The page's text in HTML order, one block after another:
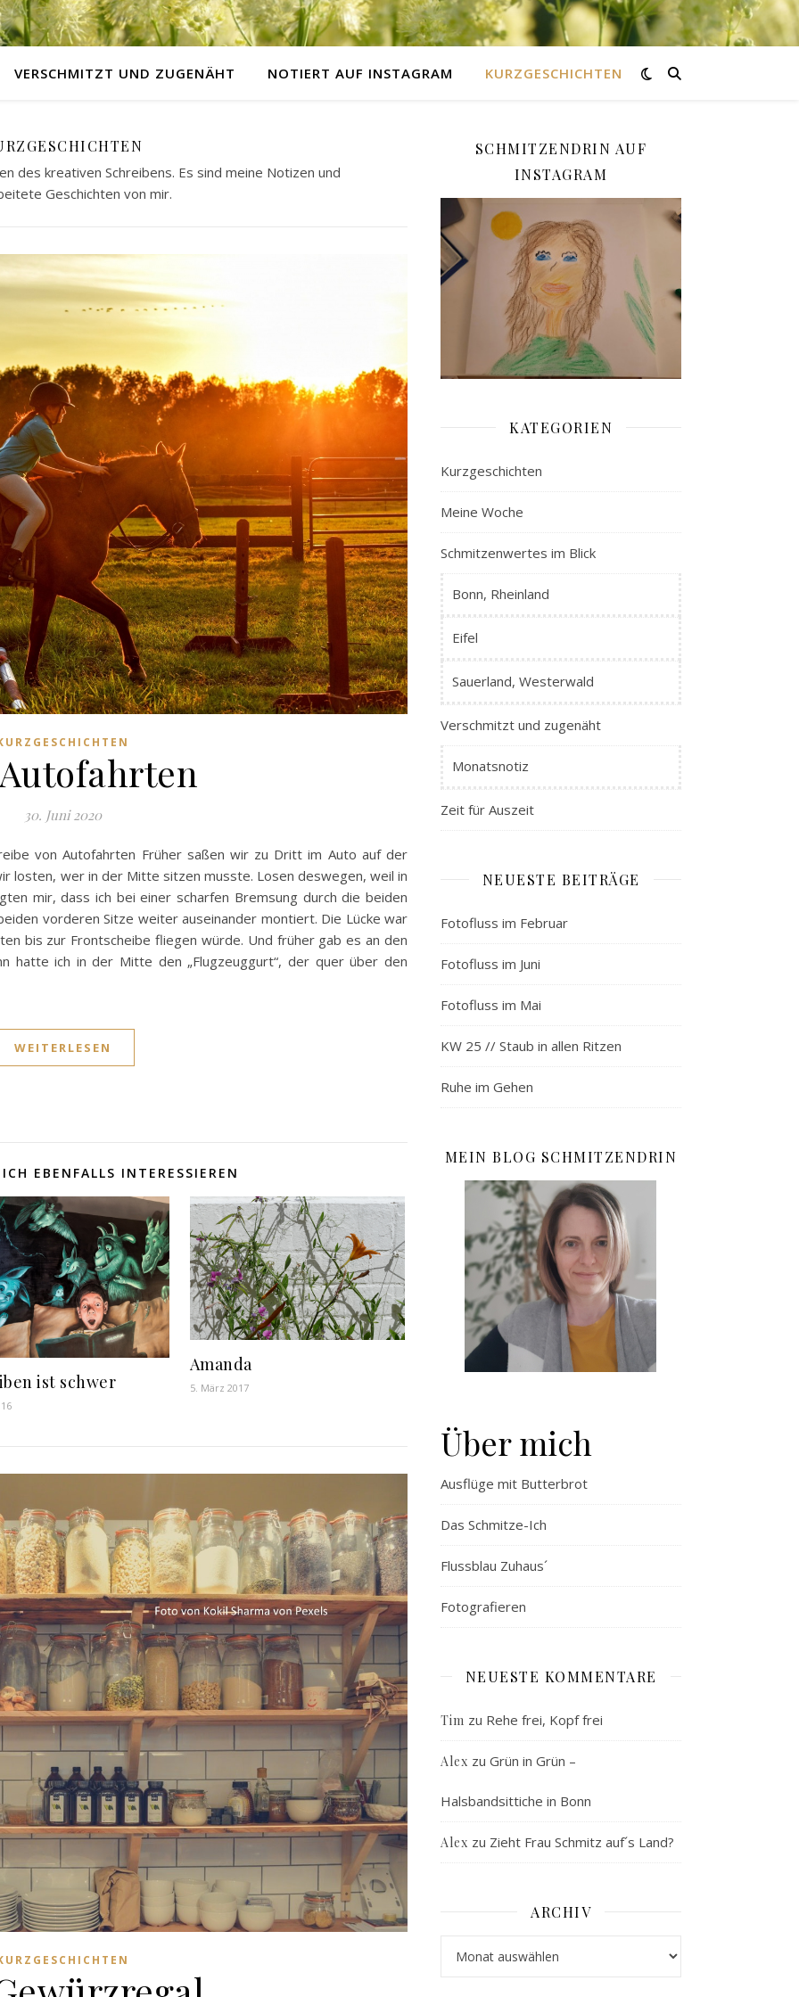
VERSCHMITZT UND ZUGENÄHT NOTIERT AUF INSTAGRAM KURZGESCHICHTEN
des kreativen Schreibens. Es sind meine Notizen und
Geschichten von mir.
30. Juni 2020
von Autofahrten Früher saßen wir zu Dritt im Auto auf der
losten, wer in der Mitte sitzen musste. Losen deswegen, weil in
mir, dass ich bei einer scharfen Bremsung durch die beiden
vorderen Sitze weiter auseinander montiert. Die Lücke war
bis zur Frontscheibe fliegen würde. Und früher gab es an den
hatte ich in der Mitte den „Flugzeuggurt“, der quer über den
WEITERLESEN
EBENFALLS INTERESSIEREN
ist schwer
Amanda
5. März 2017
SCHMITZENDRIN AUF
INSTAGRAM
KATEGORIEN
Kurzgeschichten
Meine Woche
Schmitzenwertes im Blick
Bonn, Rheinland
Eifel
Sauerland, Westerwald
Verschmitzt und zugenäht
Monatsnotiz
Zeit für Auszeit
NEUESTE BEITRÄGE
Fotofluss im Februar
Fotofluss im Juni
Fotofluss im Mai
KW 25 // Staub in allen Ritzen
Ruhe im Gehen
MEIN BLOG SCHMITZENDRIN
Über mich
Ausflüge mit Butterbrot
Das Schmitze-Ich
Flussblau Zuhaus´
Fotografieren
NEUESTE KOMMENTARE
Tim zu Rehe frei, Kopf frei
Alex zu Grün in Grün –
Halsbandsittiche in Bonn
Alex zu Zieht Frau Schmitz auf´s Land?
ARCHIV